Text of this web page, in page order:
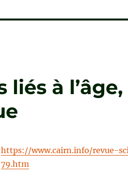
liés à
https://www.cairn.info/revue-
79.htm